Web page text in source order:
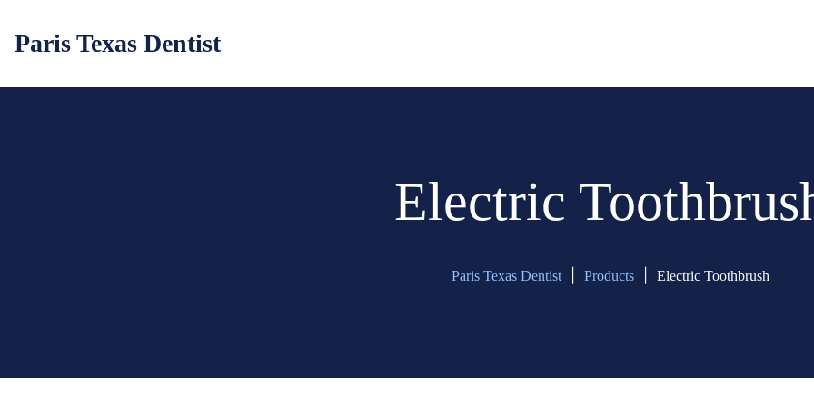
Paris Texas Dentist
Electric
Paris Texas Dentist Products Electric Toothbrush